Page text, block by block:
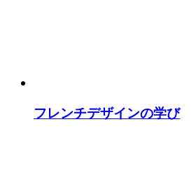
フレンチデザインの学び